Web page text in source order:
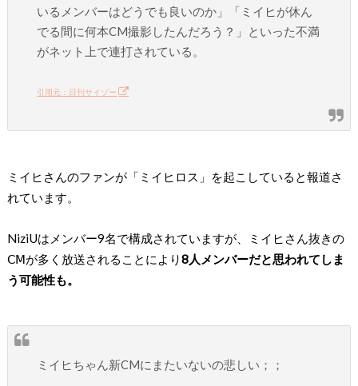
いるメンバーはどうでも良いのか」「ミイヒが休ん
でる間に何本CM撮影したんだろう？」といった不満
がネット上で連打されている。
引用元：日刊サイゾー
ミイヒさんのファンが「ミイヒロス」を起こしていると報道さ
れています。
NiziUはメンバー9名で構成されていますが、ミイヒさん抜きの
ⅭⅯが多く放送されることにより8人メンバーだと思われてしま
う可能性も。
ミイヒちゃん新CMにまたいないの悲しい；；